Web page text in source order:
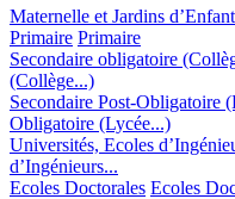
Maternelle et Jardins
Primaire Primaire
Secondaire obligatoire
(Collège...)
Secondaire Post-Obligatoire
Obligatoire (Lycée...)
Universités, Ecoles
d’Ingénieurs...
Ecoles Doctorales Ecoles